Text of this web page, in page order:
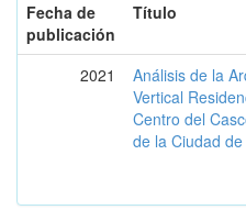
Fecha de
publicación
Título
2021
Análisis de la
Vertical
Centro del
de la Ciudad